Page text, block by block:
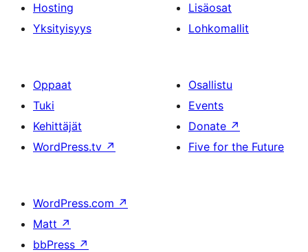
Hosting
Yksityisyys
Lisäosat
Lohkomallit
Oppaat
Tuki
Kehittäjät
WordPress.tv ↗
Osallistu
Events
Donate ↗
Five for the Future
WordPress.com ↗
Matt ↗
bbPress ↗